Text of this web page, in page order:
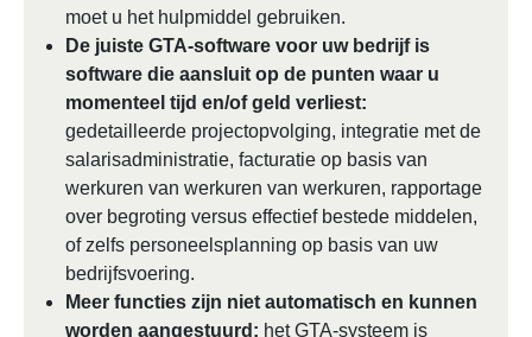
moet u het hulpmiddel gebruiken.
De juiste GTA-software voor uw bedrijf is
software die aansluit op de punten waar u
momenteel tijd en/of geld verliest:
gedetailleerde projectopvolging, integratie met de
salarisadministratie, facturatie op basis van
werkuren van werkuren van werkuren, rapportage
over begroting versus effectief bestede middelen,
of zelfs personeelsplanning op basis van uw
bedrijfsvoering.
Meer functies zijn niet automatisch en kunnen
worden aangestuurd: het GTA-systeem is